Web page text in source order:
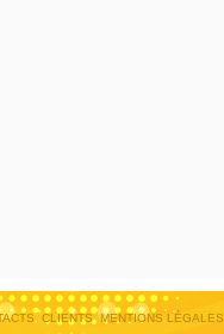
CLIENTS MENTIONS LÉGALES